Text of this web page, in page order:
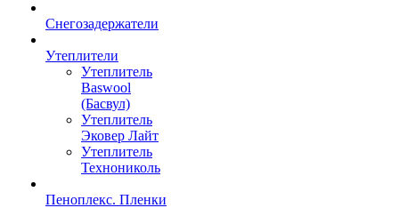
Снегозадержатели
Утеплители
Утеплитель
Baswool
(Басвул)
Утеплитель
Эковер Лайт
Утеплитель
Технониколь
Пеноплекс. Пленки